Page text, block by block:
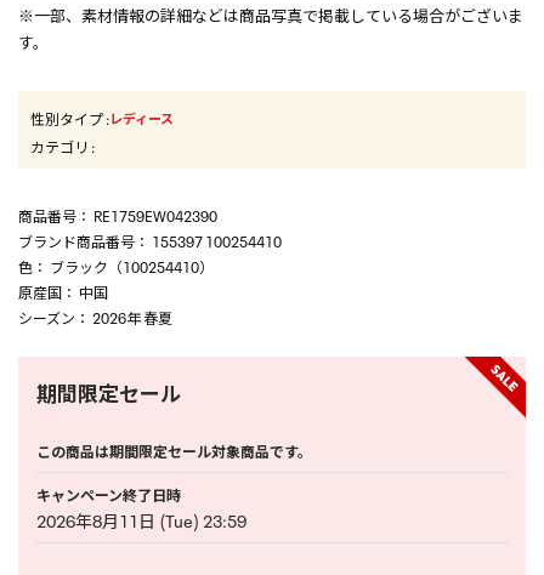
※一部、素材情報の詳細などは商品写真で掲載している場合がございま
す。
性別タイプ:レディース
カテゴリ :
商品番号 ： RE1759EW042390
ブランド商品番号 ： 155397 100254410
色 ： ブラック（100254410）
原産国 ： 中国
シーズン ： 2026年 春夏
期間限定セール
この商品は期間限定セール対象商品です。
キャンペーン終了日時
2026年8月11日 (Tue) 23:59